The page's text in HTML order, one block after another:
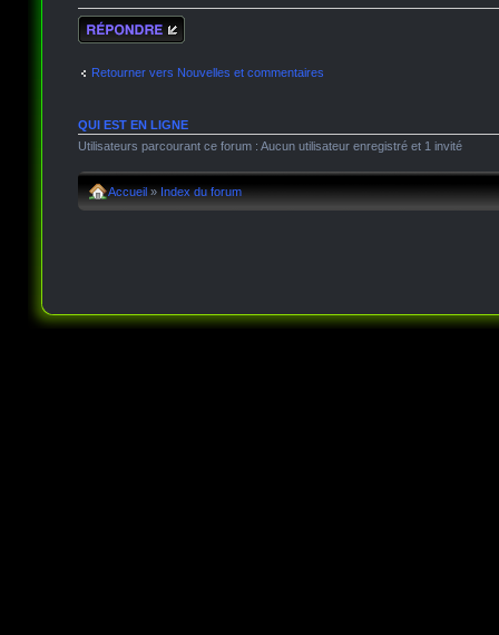
Répondre
Retourner vers Nouvelles et commentaires
QUI EST EN LIGNE
Utilisateurs parcourant ce forum : Aucun utilisateur enregistré et 1 invité
Accueil » Index du forum